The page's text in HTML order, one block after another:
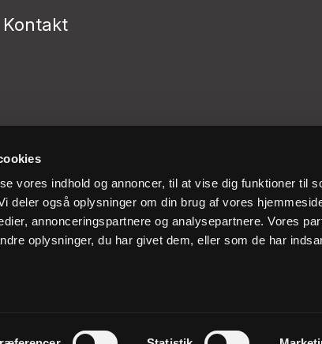
vores indhold og annoncer, til at vise dig funktioner til
deler også oplysninger om din brug af vores
annonceringspartnere og analysepartnere. Vores
oplysninger, du har givet dem, eller som de har
Kontakt